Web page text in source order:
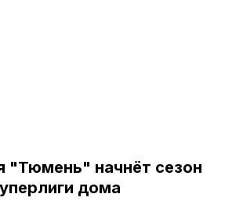
"Тюмень" начнёт сезон
дома